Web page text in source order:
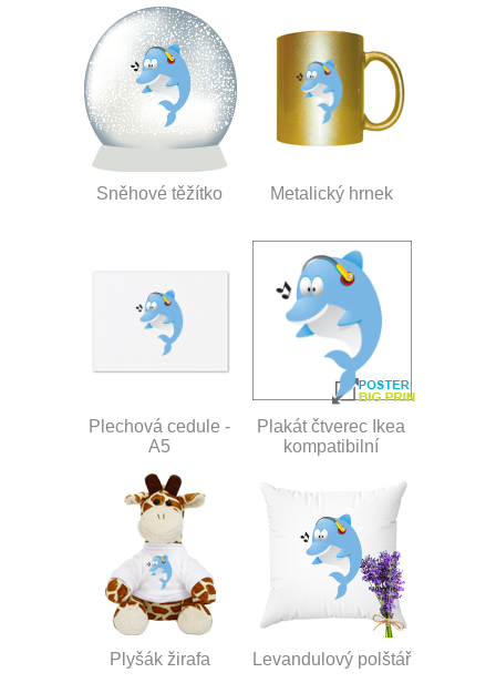
Sněhové těžítko Metalický hrnek
Plechová cedule -
A5
Plakát čtverec Ikea
kompatibilní
Plyšák žirafa Levandulový polštář